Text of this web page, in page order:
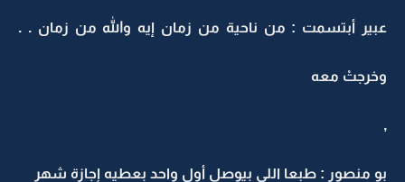
عبير أبتسمت : من ناحية من زمان إيه والله من زمان . .
وخرجتْ معه
بو منصور : طبعا اللي بيوصل أول واحد بعطيه إجازة شهر